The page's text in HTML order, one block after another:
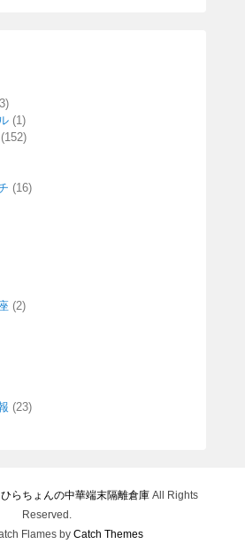
(1)
(152)
(16)
(2)
(23)
ひらちょんの中華端末隔離倉庫All Rights
Reserved.
Flames by Catch Themes